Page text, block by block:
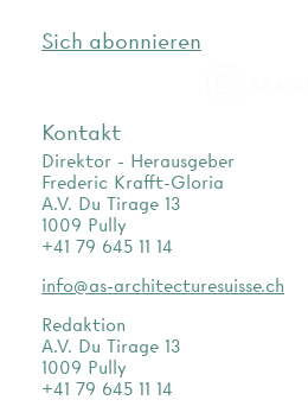
Sich abonnieren
Kontakt
Direktor - Herausgeber
Frederic Krafft-Gloria
A.V. Du Tirage 13
1009 Pully
+41 79 645 11 14
info@as-architecturesuisse.ch
Redaktion
A.V. Du Tirage 13
1009 Pully
+41 79 645 11 14